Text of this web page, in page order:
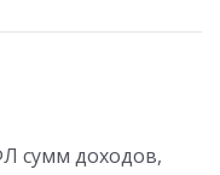
сумм доходов,